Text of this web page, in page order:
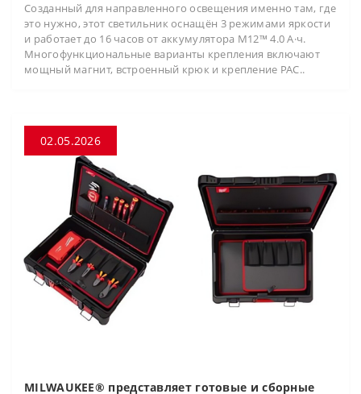
Созданный для направленного освещения именно там, где
это нужно, этот светильник оснащён 3 режимами яркости
и работает до 16 часов от аккумулятора M12™ 4.0 А·ч.
Многофункциональные варианты крепления включают
мощный магнит, встроенный крюк и крепление PAC..
02.05.2026
MILWAUKEE® представляет готовые и сборные